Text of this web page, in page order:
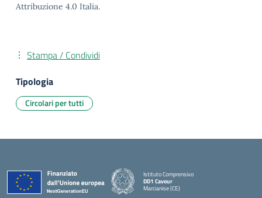
Attribuzione 4.0 Italia.
Stampa / Condividi
Tipologia
Circolari per tutti
Istituto Comprensivo
DD1 Cavour
Marcianise (CE)